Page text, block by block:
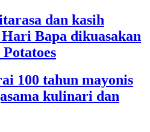
dan kasih
Bapa dikuasakan
100 tahun mayonis
kulinari dan